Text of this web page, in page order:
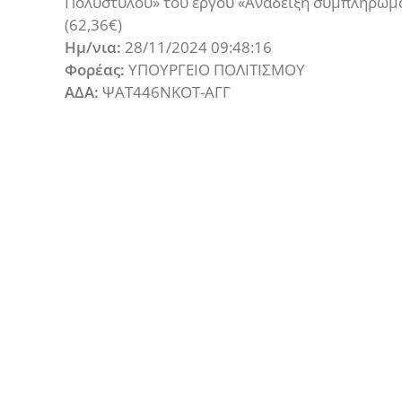
(62,36€)
Ημ/νια: 28/11/2024 09:48:16
Φορέας: ΥΠΟΥΡΓΕΙΟ ΠΟΛΙΤΙΣΜΟΥ
ΑΔΑ: ΨΑΤ446ΝΚΟΤ-ΑΓΓ